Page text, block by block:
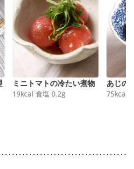
ミニトマトの冷たい煮物
19kcal 食塩 0.2g
あじの
75kcal